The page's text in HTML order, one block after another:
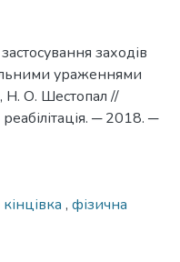
заходів
ураженнями
Н. О. Шестопал //
─ 2018. ─
, фізична